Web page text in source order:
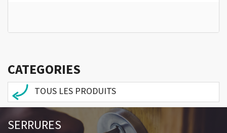
CATEGORIES
TOUS LES PRODUITS
SERRURES